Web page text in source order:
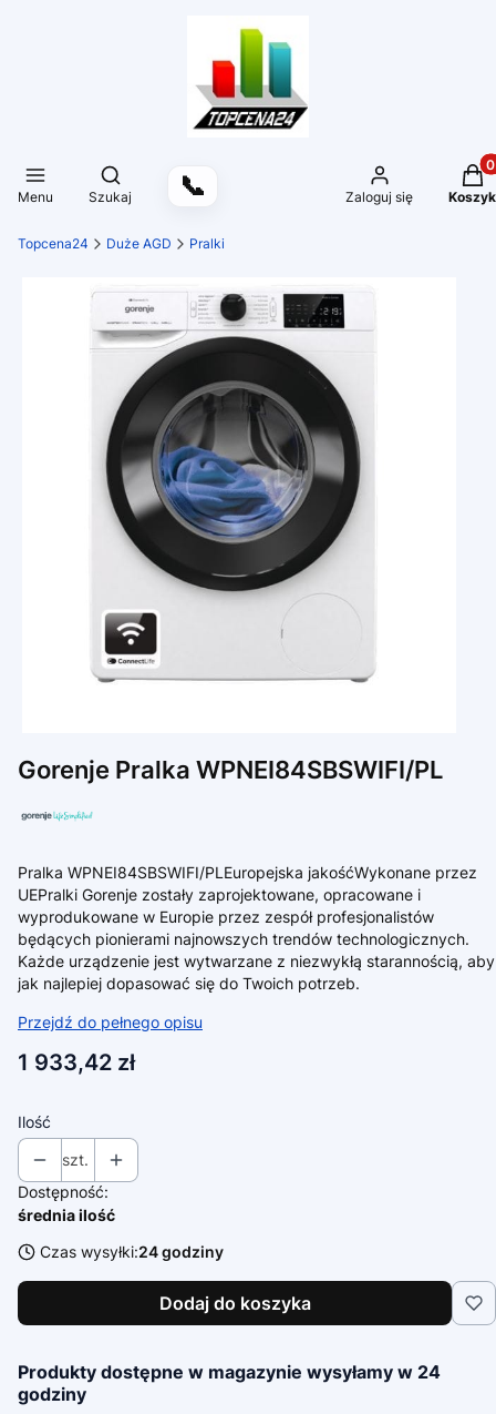
Menu
Otwórz wyszukiwarkę
Szukaj 📞 Zaloguj się Koszyk
Topcena24 Duże AGD Pralki
Gorenje Pralka WPNEI84SBSWIFI/PL
Pralka WPNEI84SBSWIFI/PLEuropejska jakośćWykonane przez
UEPralki Gorenje zostały zaprojektowane, opracowane i
wyprodukowane w Europie przez zespół profesjonalistów
będących pionierami najnowszych trendów technologicznych.
Każde urządzenie jest wytwarzane z niezwykłą starannością, aby
jak najlepiej dopasować się do Twoich potrzeb.
Przejdź do pełnego opisu
Cena
1 933,42 zł
Ilość
szt.
Dostępność:
średnia ilość
Czas wysyłki:24 godziny
Dodaj do koszyka
Produkty dostępne w magazynie wysyłamy w 24
godziny